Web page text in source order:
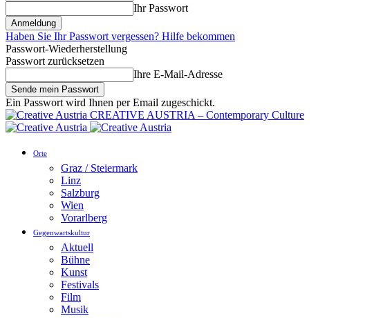
Ihr Passwort
Haben Sie Ihr Passwort vergessen? Hilfe bekommen
Passwort-Wiederherstellung
Passwort zurücksetzen
Ihre E-Mail-Adresse
Ein Passwort wird Ihnen per Email zugeschickt.
CREATIVE AUSTRIA – Contemporary Culture
Orte
Graz / Steiermark
Linz
Salzburg
Wien
Vorarlberg
Gegenwartskultur
Aktuell
Bühne
Kunst
Festivals
Film
Musik